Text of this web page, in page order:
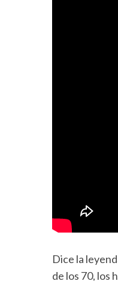
Dice la
de los 70, los